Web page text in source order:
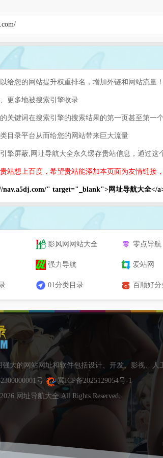
给您的网站提升权重排名，增加外链和网站流量
更多地被搜索引擎收录
关键词在搜索引擎的搜索结果的第一页甚至第一个
目录平台从而给您的网站带来巨大流量
擎屏蔽,网址导航大全永久缓存贵站信息，通过这
站想上百度，希望贵站能添加本页面为友情链接
" target="_blank">网址导航大全</
影风网网站大全 零点导航
强力导航 爱站网
01分类目录 百顺好
强大的网站网址和软件包括设计、开发、影视、
号
冀ICP备2025129054号-1
网址导航大全 All Rights Reserved.